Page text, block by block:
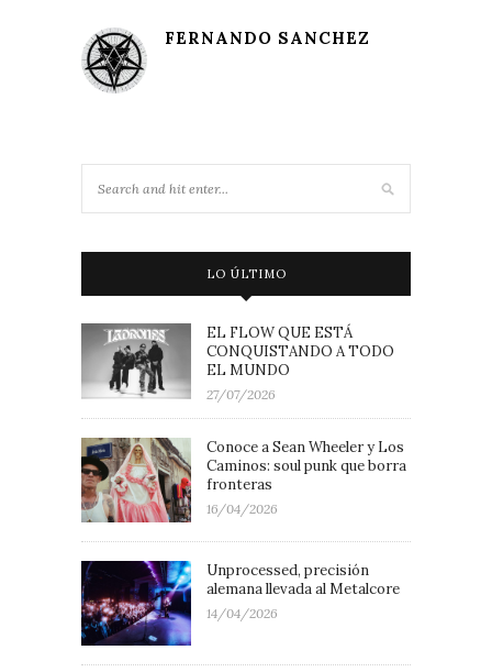
FERNANDO SANCHEZ
LO ÚLTIMO
EL FLOW QUE ESTÁ
CONQUISTANDO A TODO
EL MUNDO
27/07/2026
Conoce a Sean Wheeler y Los
Caminos: soul punk que borra
fronteras
16/04/2026
Unprocessed, precisión
alemana llevada al Metalcore
14/04/2026